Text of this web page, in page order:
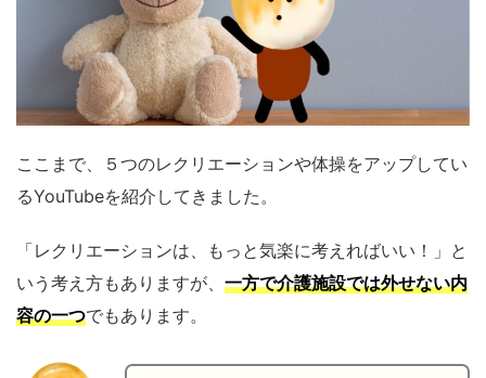
ここまで、５つのレクリエーションや体操をアップしてい
るYouTubeを紹介してきました。
「レクリエーションは、もっと気楽に考えればいい！」と
いう考え方もありますが、 一方で介護施設では外せない内
容の一つでもあります。